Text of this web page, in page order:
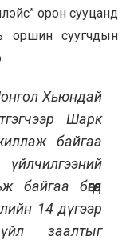
орон сууцанд
оршин суугчдын
Хьюндай
Шарк
байгаа
бөгөөд
14 дүгээр
заалтыг